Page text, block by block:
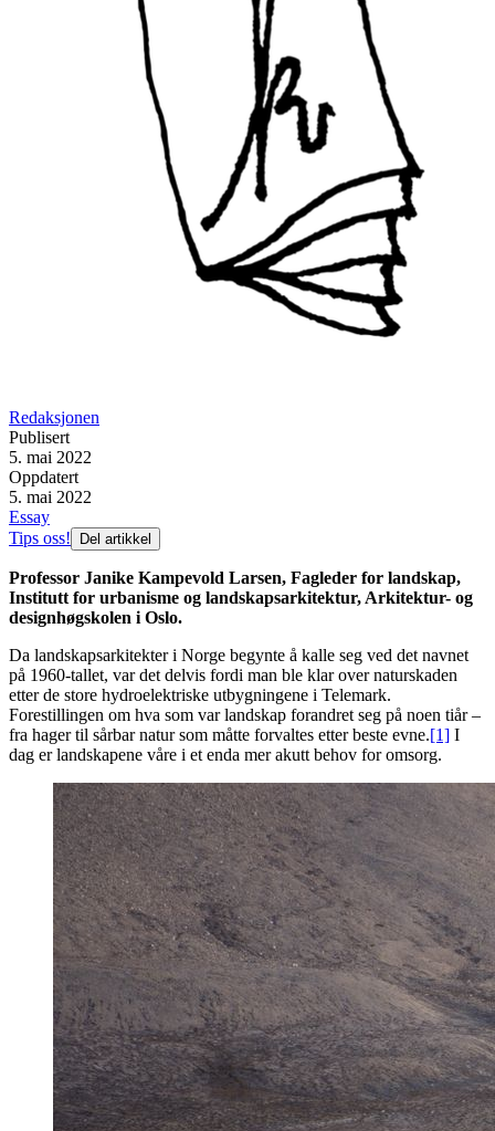
Redaksjonen
Publisert
5. mai 2022
Oppdatert
5. mai 2022
Essay
Tips oss!
Del artikkel
Professor Janike Kampevold Larsen, Fagleder for landskap,
Institutt for urbanisme og landskapsarkitektur, Arkitektur- og
designhøgskolen i Oslo.
Da landskapsarkitekter i Norge begynte å kalle seg ved det navnet
på 1960-tallet, var det delvis fordi man ble klar over naturskaden
etter de store hydroelektriske utbygningene i Telemark.
Forestillingen om hva som var landskap forandret seg på noen tiår –
fra hager til sårbar natur som måtte forvaltes etter beste evne.[1] I
dag er landskapene våre i et enda mer akutt behov for omsorg.